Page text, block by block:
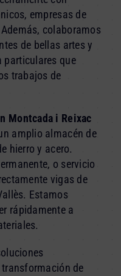
empresas de
colaboramos
de bellas artes y
particulares que
trabajos de
Montcada i Reixac
amplio almacén de
hierro y acero.
o servicio
vigas de
Estamos
rápidamente a
de